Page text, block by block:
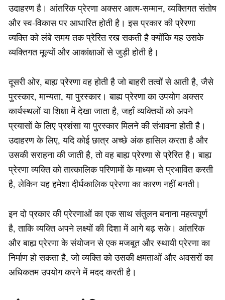
उदाहरण है। आंतरिक प्रेरणा अक्सर आत्म-सम्मान, व्यक्तिगत संतोष
और स्व-विकास पर आधारित होती है। इस प्रकार की प्रेरणा
व्यक्ति को लंबे समय तक प्रेरित रख सकती है क्योंकि यह उसके
व्यक्तिगत मूल्यों और आकांक्षाओं से जुड़ी होती है।
दूसरी ओर, बाह्य प्रेरणा वह होती है जो बाहरी तत्वों से आती है, जैसे
पुरस्कार, मान्यता, या पुरस्कार। बाह्य प्रेरणा का उपयोग अक्सर
कार्यस्थलों या शिक्षा में देखा जाता है, जहाँ व्यक्तियों को अपने
प्रयासों के लिए प्रशंसा या पुरस्कार मिलने की संभावना होती है।
उदाहरण के लिए, यदि कोई छात्र अच्छे अंक हासिल करता है और
उसकी सराहना की जाती है, तो वह बाह्य प्रेरणा से प्रेरित है। बाह्य
प्रेरणा व्यक्ति को तात्कालिक परिणामों के माध्यम से प्रभावित करती
है, लेकिन यह हमेशा दीर्घकालिक प्रेरणा का कारण नहीं बनती।
इन दो प्रकार की प्रेरणाओं का एक साथ संतुलन बनाना महत्वपूर्ण
है, ताकि व्यक्ति अपने लक्ष्यों की दिशा में आगे बढ़ सके। आंतरिक
और बाह्य प्रेरणा के संयोजन से एक मजबूत और स्थायी प्रेरणा का
निर्माण हो सकता है, जो व्यक्ति को उसकी क्षमताओं और अवसरों का
अधिकतम उपयोग करने में मदद करती है।